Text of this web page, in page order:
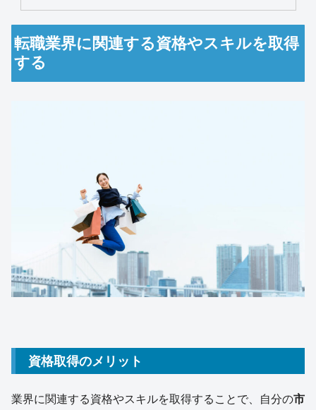
転職業界に関連する資格やスキルを取得
する
資格取得のメリット
業界に関連する資格やスキルを取得することで、自分の市